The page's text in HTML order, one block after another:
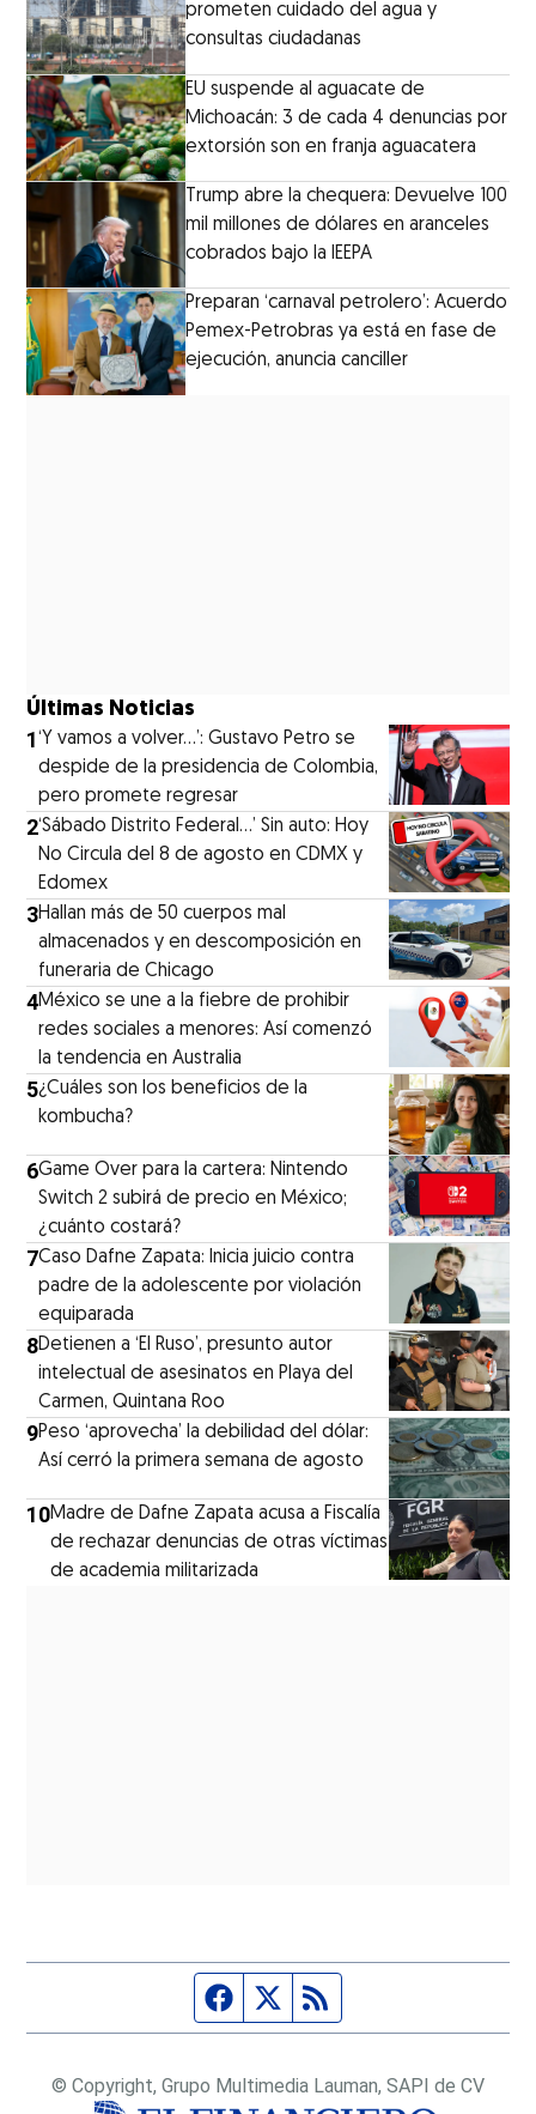
prometen cuidado del agua y
consultas ciudadanas
EU suspende al aguacate de
Michoacán: 3 de cada 4 denuncias por
extorsión son en franja aguacatera
Trump abre la chequera: Devuelve 100
mil millones de dólares en aranceles
cobrados bajo la IEEPA
Preparan ‘carnaval petrolero’: Acuerdo
Pemex-Petrobras ya está en fase de
ejecución, anuncia canciller
Últimas Noticias
1‘Y vamos a volver…’: Gustavo Petro se
despide de la presidencia de Colombia,
pero promete regresar
2‘Sábado Distrito Federal...’ Sin auto: Hoy
No Circula del 8 de agosto en CDMX y
Edomex
3Hallan más de 50 cuerpos mal
almacenados y en descomposición en
funeraria de Chicago
4México se une a la fiebre de prohibir
redes sociales a menores: Así comenzó
la tendencia en Australia
5¿Cuáles son los beneficios de la
kombucha?
6Game Over para la cartera: Nintendo
Switch 2 subirá de precio en México;
¿cuánto costará?
7Caso Dafne Zapata: Inicia juicio contra
padre de la adolescente por violación
equiparada
8Detienen a ‘El Ruso’, presunto autor
intelectual de asesinatos en Playa del
Carmen, Quintana Roo
9Peso ‘aprovecha’ la debilidad del dólar:
Así cerró la primera semana de agosto
10Madre de Dafne Zapata acusa a Fiscalía
de rechazar denuncias de otras víctimas
de academia militarizada
Página de Facebook
Fuente Twitter
© Copyright, Grupo Multimedia Lauman, SAPI de CV